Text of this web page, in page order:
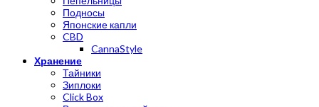
Подносы
Японские капли
CBD
CannaStyle
Хранение
Тайники
Зиплоки
Click Box